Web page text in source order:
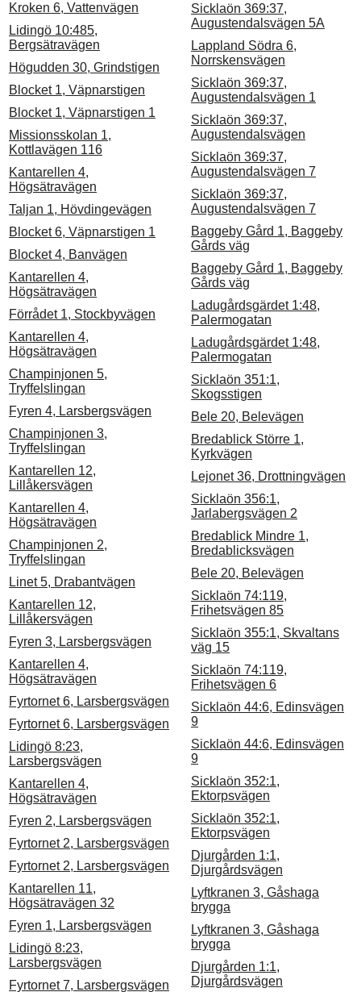
Kroken 6, Vattenvägen
Lidingö 10:485,
Bergsätravägen
Högudden 30, Grindstigen
Blocket 1, Väpnarstigen
Blocket 1, Väpnarstigen 1
Missionsskolan 1,
Kottlavägen 116
Kantarellen 4,
Högsätravägen
Taljan 1, Hövdingevägen
Blocket 6, Väpnarstigen 1
Blocket 4, Banvägen
Kantarellen 4,
Högsätravägen
Förrådet 1, Stockbyvägen
Kantarellen 4,
Högsätravägen
Champinjonen 5,
Tryffelslingan
Fyren 4, Larsbergsvägen
Champinjonen 3,
Tryffelslingan
Kantarellen 12,
Lillåkersvägen
Kantarellen 4,
Högsätravägen
Champinjonen 2,
Tryffelslingan
Linet 5, Drabantvägen
Kantarellen 12,
Lillåkersvägen
Fyren 3, Larsbergsvägen
Kantarellen 4,
Högsätravägen
Fyrtornet 6, Larsbergsvägen
Fyrtornet 6, Larsbergsvägen
Lidingö 8:23,
Larsbergsvägen
Kantarellen 4,
Högsätravägen
Fyren 2, Larsbergsvägen
Fyrtornet 2, Larsbergsvägen
Fyrtornet 2, Larsbergsvägen
Kantarellen 11,
Högsätravägen 32
Fyren 1, Larsbergsvägen
Lidingö 8:23,
Larsbergsvägen
Fyrtornet 7, Larsbergsvägen
Sicklaön 369:37,
Augustendalsvägen 5A
Lappland Södra 6,
Norrskensvägen
Sicklaön 369:37,
Augustendalsvägen 1
Sicklaön 369:37,
Augustendalsvägen
Sicklaön 369:37,
Augustendalsvägen 7
Sicklaön 369:37,
Augustendalsvägen 7
Baggeby Gård 1, Baggeby
Gårds väg
Baggeby Gård 1, Baggeby
Gårds väg
Ladugårdsgärdet 1:48,
Palermogatan
Ladugårdsgärdet 1:48,
Palermogatan
Sicklaön 351:1,
Skogsstigen
Bele 20, Belevägen
Bredablick Större 1,
Kyrkvägen
Lejonet 36, Drottningvägen
Sicklaön 356:1,
Jarlabergsvägen 2
Bredablick Mindre 1,
Bredablicksvägen
Bele 20, Belevägen
Sicklaön 74:119,
Frihetsvägen 85
Sicklaön 355:1, Skvaltans
väg 15
Sicklaön 74:119,
Frihetsvägen 6
Sicklaön 44:6, Edinsvägen
9
Sicklaön 44:6, Edinsvägen
9
Sicklaön 352:1,
Ektorpsvägen
Sicklaön 352:1,
Ektorpsvägen
Djurgården 1:1,
Djurgårdsvägen
Lyftkranen 3, Gåshaga
brygga
Lyftkranen 3, Gåshaga
brygga
Djurgården 1:1,
Djurgårdsvägen